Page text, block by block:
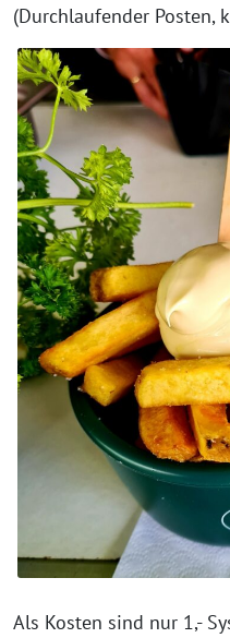
(Durchlaufender Posten,
Als Kosten sind nur 1,-